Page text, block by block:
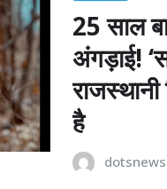
25 साल
अंगड़ाई!
है
dotsnews